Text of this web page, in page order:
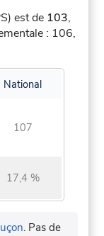
est de 103,
: 106,
National
107
17,4 %
. Pas de